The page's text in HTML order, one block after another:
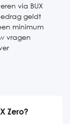
via BUX
geldt
minimum
vragen
Zero?